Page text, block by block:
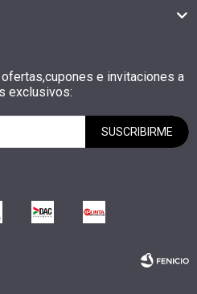
e invitaciones a
exclusivos:
SUSCRIBIRME